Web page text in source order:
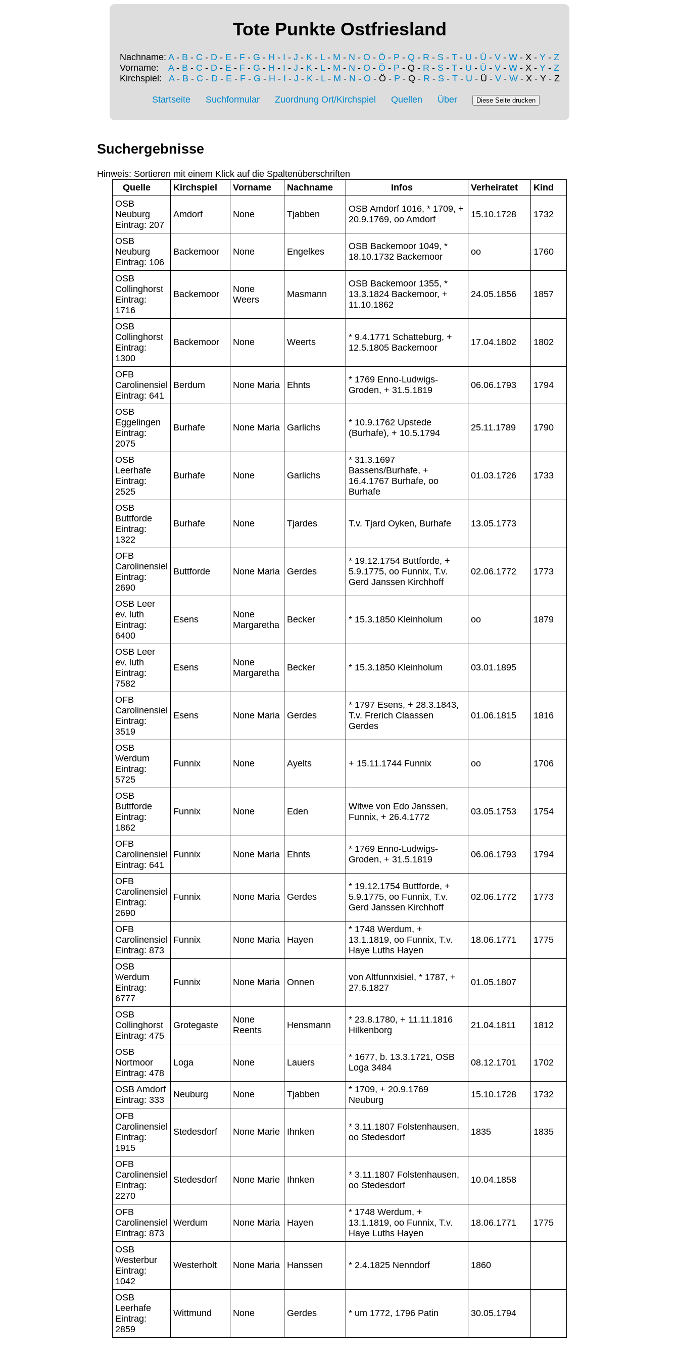
Tote Punkte Ostfriesland
Nachname: A- B - C - D - E - F - G - H - I - J - K - L- M - N - O - Ö - P - Q - R - S - T - U - Ü - V - W - X - Y - Z
Vorname: A- B - C - D - E - F - G - H - I - J - K - L- M - N - O - Ö - P - Q - R - S - T - U - Ü - V - W - X - Y - Z
Kirchspiel: A- B - C - D- E- F- G - H - I - J - K- L- M - N - O - Ö - P - Q - R - S- T- U - Ü - V- W- X - Y - Z
Startseite Suchformular Zuordnung Ort/Kirchspiel Quellen Über
Suchergebnisse
Hinweis: Sortieren mit einem Klick auf die Spaltenüberschriften
Quelle
Kirchspiel Vorname Nachname Infos Verheiratet
Kind
OSB
Neuburg
Eintrag: 207
Amdorf None Tjabben
OSB Amdorf 1016, * 1709, +
20.9.1769, oo Amdorf
15.10.1728 1732
OSB
Neuburg
Eintrag: 106
Backemoor None Engelkes
OSB Backemoor 1049, *
18.10.1732 Backemoor
oo 1760
OSB
Collinghorst
Eintrag:
1716
Backemoor
None
Weers
Masmann
OSB Backemoor 1355, *
13.3.1824 Backemoor, +
11.10.1862
24.05.1856 1857
OSB
Collinghorst
Eintrag:
1300
Backemoor None Weerts
* 9.4.1771 Schatteburg, +
12.5.1805 Backemoor
17.04.1802 1802
OFB
Carolinensiel
Eintrag: 641
Berdum None Maria Ehnts
* 1769 Enno-Ludwigs-
Groden, + 31.5.1819
06.06.1793 1794
OSB
Eggelingen
Eintrag:
2075
Burhafe None Maria Garlichs
* 10.9.1762 Upstede
(Burhafe), + 10.5.1794
25.11.1789 1790
OSB
Leerhafe
Eintrag:
2525
Burhafe None Garlichs
* 31.3.1697
Bassens/Burhafe, +
16.4.1767 Burhafe, oo
Burhafe
01.03.1726 1733
OSB
Buttforde
Eintrag:
1322
Burhafe None Tjardes T.v. Tjard Oyken, Burhafe 13.05.1773
OFB
Carolinensiel
Eintrag:
2690
Buttforde None Maria Gerdes
* 19.12.1754 Buttforde, +
5.9.1775, oo Funnix, T.v.
Gerd Janssen Kirchhoff
02.06.1772 1773
OSB Leer
ev. luth
Eintrag:
6400
Esens
None
Margaretha
Becker * 15.3.1850 Kleinholum oo 1879
OSB Leer
ev. luth
Eintrag:
7582
Esens
None
Margaretha
Becker * 15.3.1850 Kleinholum 03.01.1895
OFB
Carolinensiel
Eintrag:
3519
Esens None Maria Gerdes
* 1797 Esens, + 28.3.1843,
T.v. Frerich Claassen
Gerdes
01.06.1815 1816
OSB
Werdum
Eintrag:
5725
Funnix None Ayelts + 15.11.1744 Funnix oo 1706
OSB
Buttforde
Eintrag:
1862
Funnix None Eden
Witwe von Edo Janssen,
Funnix, + 26.4.1772
03.05.1753 1754
OFB
Carolinensiel
Eintrag: 641
Funnix None Maria Ehnts
* 1769 Enno-Ludwigs-
Groden, + 31.5.1819
06.06.1793 1794
OFB
Carolinensiel
Eintrag:
2690
Funnix None Maria Gerdes
* 19.12.1754 Buttforde, +
5.9.1775, oo Funnix, T.v.
Gerd Janssen Kirchhoff
02.06.1772 1773
OFB
Carolinensiel
Eintrag: 873
Funnix None Maria Hayen
* 1748 Werdum, +
13.1.1819, oo Funnix, T.v.
Haye Luths Hayen
18.06.1771 1775
OSB
Werdum
Eintrag:
6777
Funnix None Maria Onnen
von Altfunnxisiel, * 1787, +
27.6.1827
01.05.1807
OSB
Collinghorst
Eintrag: 475
Grotegaste
None
Reents
Hensmann
* 23.8.1780, + 11.11.1816
Hilkenborg
21.04.1811 1812
OSB
Nortmoor
Eintrag: 478
Loga None Lauers
* 1677, b. 13.3.1721, OSB
Loga 3484
08.12.1701 1702
OSB Amdorf
Eintrag: 333
Neuburg None Tjabben
* 1709, + 20.9.1769
Neuburg
15.10.1728 1732
OFB
Carolinensiel
Eintrag:
1915
Stedesdorf None Marie Ihnken
* 3.11.1807 Folstenhausen,
oo Stedesdorf
1835 1835
OFB
Carolinensiel
Eintrag:
2270
Stedesdorf None Marie Ihnken
* 3.11.1807 Folstenhausen,
oo Stedesdorf
10.04.1858
OFB
Carolinensiel
Eintrag: 873
Werdum None Maria Hayen
* 1748 Werdum, +
13.1.1819, oo Funnix, T.v.
Haye Luths Hayen
18.06.1771 1775
OSB
Westerbur
Eintrag:
1042
Westerholt None Maria Hanssen * 2.4.1825 Nenndorf 1860
OSB
Leerhafe
Eintrag:
2859
Wittmund None Gerdes * um 1772, 1796 Patin 30.05.1794